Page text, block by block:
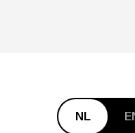
NL